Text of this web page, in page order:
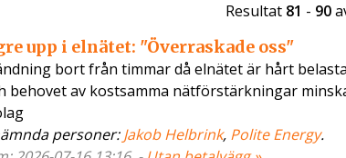
Resultat 81 - 90
upp i elnätet: "Överraskade oss"
bort från timmar då elnätet är hårt
av kostsamma nätförstärkningar
personer:Jakob Helbrink, Polite Energy.